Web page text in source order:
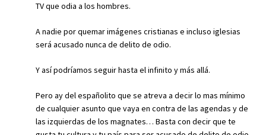
TV que odia a los hombres.
A nadie por quemar imágenes cristianas e incluso iglesias
será acusado nunca de delito de odio.
Y así podríamos seguir hasta el infinito y más allá.
Pero ay del españolito que se atreva a decir lo mas mínimo
de cualquier asunto que vaya en contra de las agendas y de
las izquierdas de los magnates… Basta con decir que te